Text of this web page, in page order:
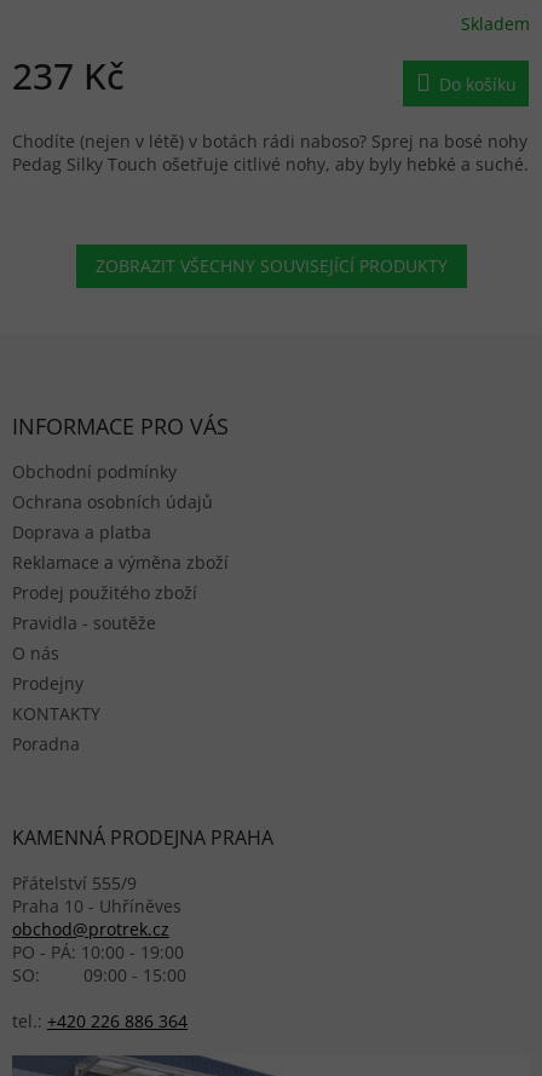
Skladem
237 Kč Do košíku
Chodíte (nejen v létě) v botách rádi naboso? Sprej na bosé nohy
Pedag Silky Touch ošetřuje citlivé nohy, aby byly hebké a suché.
ZOBRAZIT VŠECHNY SOUVISEJÍCÍ PRODUKTY
INFORMACE PRO VÁS
Obchodní podmínky
Ochrana osobních údajů
Doprava a platba
Reklamace a výměna zboží
Prodej použitého zboží
Pravidla - soutěže
O nás
Prodejny
KONTAKTY
Poradna
KAMENNÁ PRODEJNA PRAHA
Přátelství 555/9
Praha 10 - Uhříněves
obchod@protrek.cz
PO - PÁ: 10:00 - 19:00
SO: 09:00 - 15:00
tel.: +420 226 886 364